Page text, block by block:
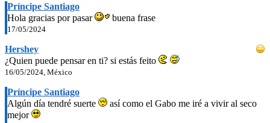
Príncipe Santiago
Hola gracias por pasar
buena frase
17/05/2024
Hershey
¿Quien puede pensar en ti? si estás feito
16/05/2024, México
Príncipe Santiago
Algún día tendré suerte
así como el Gabo me iré a vivir al seco
mejor